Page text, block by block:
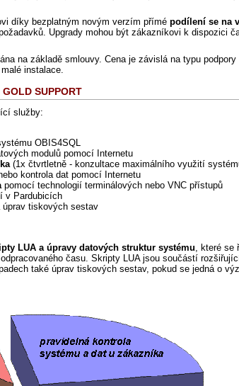
díky bezplatným novým verzím přímé podílení se na
Upgrady mohou být zákazníkovi k dispozici
na základě smlouvy. Cena je závislá na typu podpory
instalace.
SUPPORT
služby:
OBIS4SQL
modulů pomocí Internetu
(1x čtvrtletně - konzultace maximálního využití
kontrola dat pomocí Internetu
pomocí technologií terminálových nebo VNC přístupů
v Pardubicích
tiskových sestav
LUA a úpravy datových struktur systému, které se
času. Skripty LUA jsou součástí
také úprav tiskových sestav, pokud se jedná o